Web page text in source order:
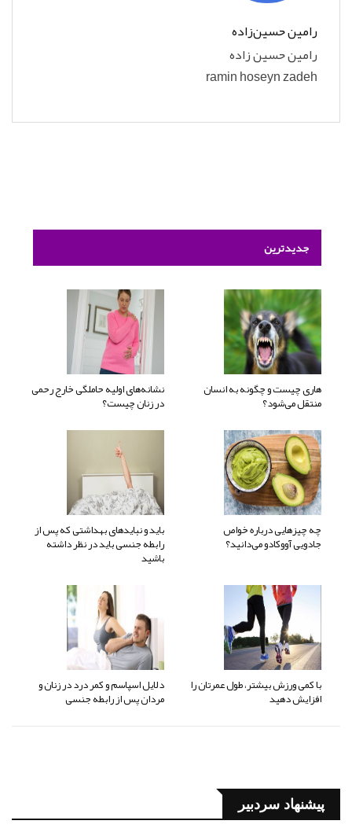
رامین حسین‌زاده
رامین حسین زاده
ramin hoseyn zadeh
جدیدترین
هاری چیست و چگونه به انسان
منتقل می‌شود؟
نشانه‌های اولیه حاملگی خارج رحمی
در زنان چیست؟
چه چیزهایی درباره خواص
جادویی آووکادو می‌دانید؟
باید و نبایدهای بهداشتی که پس از
رابطه جنسی باید در نظر داشته
باشید
با کمی ورزش بیشتر، طول عمرتان را
افزایش دهید
دلایل اسپاسم و کمر درد در زنان و
مردان پس از رابطه جنسی
پیشنهاد سردبیر